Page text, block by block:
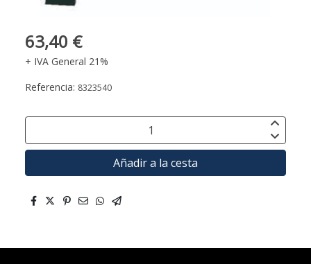
63,40 €
+ IVA General 21%
Referencia: 8323540
Añadir a la cesta